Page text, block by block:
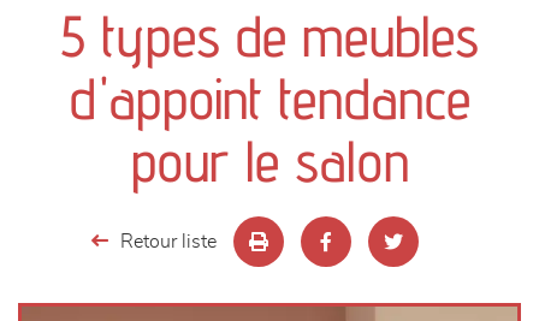
canapés et fauteuils
séjours
meubles de complément
chambres et dressing
5 types de meubles
d'appoint tendance
pour le salon
Retour liste